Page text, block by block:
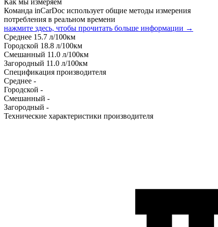
Команда inCarDoc использует общие методы измерения
потребления в реальном времени
нажмите здесь, чтобы прочитать больше информации →
Среднее 15.7 л/100км
Городской 18.8 л/100км
Смешанный 11.0 л/100км
Загородный 11.0 л/100км
Спецификация производителя
Среднее -
Городской -
Смешанный -
Загородный -
Технические характеристики производителя